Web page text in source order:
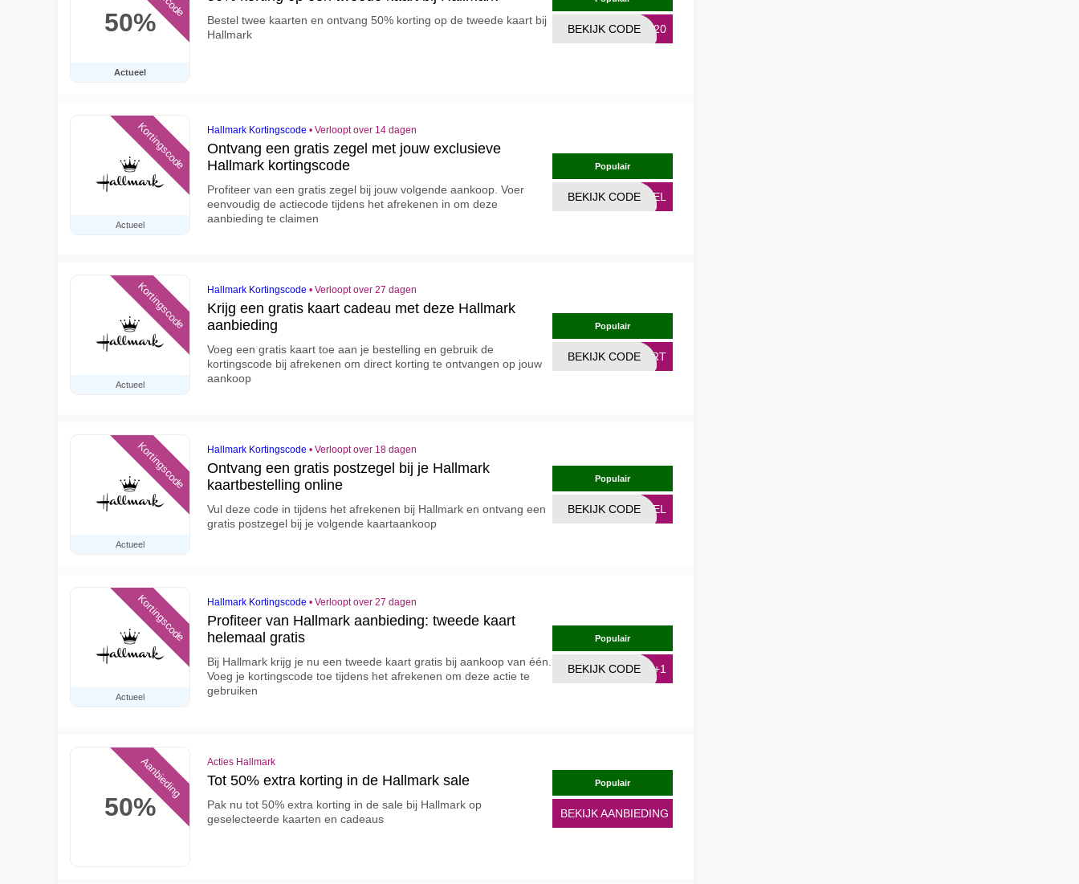
50%
Actueel
Bestel twee kaarten en ontvang 50% korting op de tweede kaart bij
Hallmark
RT20
BEKIJK CODE
Actueel
Kortingscode Hallmark Kortingscode • Verloopt over 14 dagen
Ontvang een gratis zegel met jouw exclusieve
Hallmark kortingscode
Profiteer van een gratis zegel bij jouw volgende aankoop. Voer
eenvoudig de actiecode tijdens het afrekenen in om deze
aanbieding te claimen
Populair
EGEL
BEKIJK CODE
Actueel
Kortingscode Hallmark Kortingscode • Verloopt over 27 dagen
Krijg een gratis kaart cadeau met deze Hallmark
aanbieding
Voeg een gratis kaart toe aan je bestelling en gebruik de
kortingscode bij afrekenen om direct korting te ontvangen op jouw
aankoop
Populair
AART
BEKIJK CODE
Actueel
Kortingscode Hallmark Kortingscode • Verloopt over 18 dagen
Ontvang een gratis postzegel bij je Hallmark
kaartbestelling online
Vul deze code in tijdens het afrekenen bij Hallmark en ontvang een
gratis postzegel bij je volgende kaartaankoop
Populair
EGEL
BEKIJK CODE
Actueel
Kortingscode Hallmark Kortingscode • Verloopt over 27 dagen
Profiteer van Hallmark aanbieding: tweede kaart
helemaal gratis
Bij Hallmark krijg je nu een tweede kaart gratis bij aankoop van één.
Voeg je kortingscode toe tijdens het afrekenen om deze actie te
gebruiken
Populair
RT+1
BEKIJK CODE
50%
Aanbieding Acties Hallmark
Tot 50% extra korting in de Hallmark sale
Pak nu tot 50% extra korting in de sale bij Hallmark op
geselecteerde kaarten en cadeaus
Populair
BEKIJK AANBIEDING